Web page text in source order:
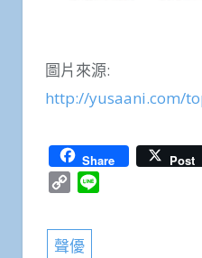
圖片來源:
http://yusaani.com/
Share Post
Copy
聲優